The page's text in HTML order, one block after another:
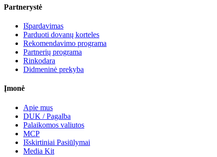
Partnerystė
Išpardavimas
Parduoti dovanų korteles
Rekomendavimo programa
Partnerių programa
Rinkodara
Didmeninė prekyba
Įmonė
Apie mus
DUK / Pagalba
Palaikomos valiutos
MCP
Išskirtiniai Pasiūlymai
Media Kit